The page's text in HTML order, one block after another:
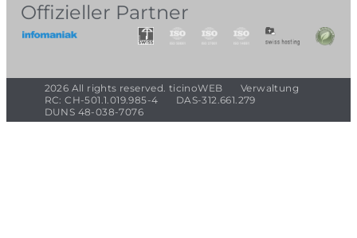
Offizieller Partner
2026 All rights reserved. ticinoWEB
Verwaltung
RC: CH-501.1.019.985-4
DAS-312.661.279
DUNS 48-038-7076